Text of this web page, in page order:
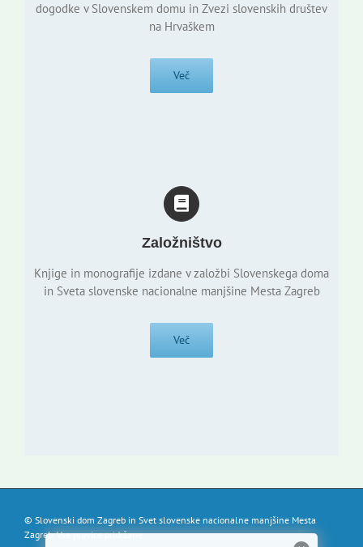
dogodke v Slovenskem domu in Zvezi slovenskih društev
na Hrvaškem
Več
Založništvo
Knjige in monografije izdane v založbi Slovenskega doma
in Sveta slovenske nacionalne manjšine Mesta Zagreb
Več
© Slovenski dom Zagreb in Svet slovenske nacionalne manjšine Mesta
Zagreb. Vse pravice pridržane.